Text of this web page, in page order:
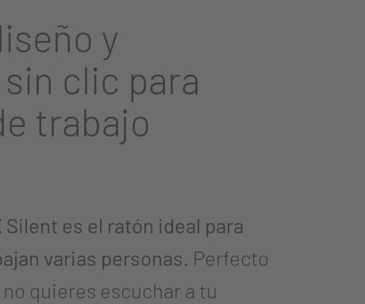
y
clic para
trabajo
Silent es el ratón ideal para
varias personas. Perfecto
quieres escuchar a tu